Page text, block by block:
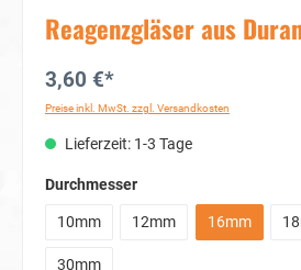
Reagenzgläser aus
3,60 €*
Preise inkl. MwSt. zzgl. Versandkosten
Lieferzeit: 1-3 Tage
Durchmesserauswählen
10mm 12mm 16mm
30mm